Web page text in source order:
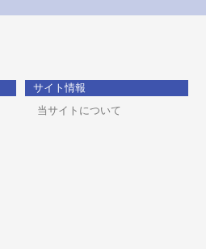
サイト情報
当サイトについて